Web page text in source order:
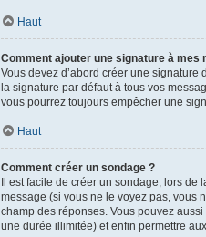
Haut
Comment ajouter une signature à mes
Vous devez d’abord créer une
la signature par défaut à tous vos
vous pourrez toujours empêcher une
Haut
Comment créer un sondage ?
Il est facile de créer un sondage, lors de
message (si vous ne le voyez pas, vous
champ des réponses. Vous pouvez
une durée illimitée) et enfin permettre